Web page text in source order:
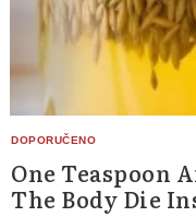
One Teaspoon
The Body Die